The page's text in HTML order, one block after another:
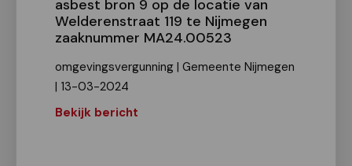
asbest bron 9 op de locatie van
Welderenstraat 119 te Nijmegen
zaaknummer MA24.00523
omgevingsvergunning | Gemeente Nijmegen
| 13-03-2024
Bekijk bericht